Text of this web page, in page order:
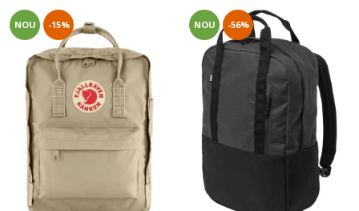
NOU -15% NOU -56%